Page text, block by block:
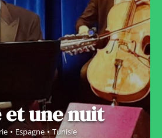
une nuit
Espagne Tunisie